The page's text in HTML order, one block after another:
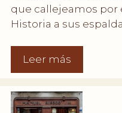
que callejeamos por
Historia a sus
Leer más